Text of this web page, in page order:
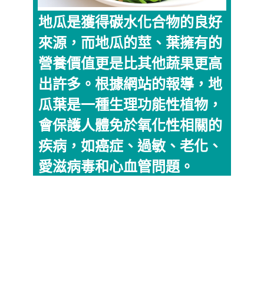
地瓜是獲得碳水化合物的良好
來源，而地瓜的莖、葉擁有的
營養價值更是比其他蔬果更高
出許多。根據網站的報導，地
瓜葉是一種生理功能性植物，
會保護人體免於氧化性相關的
疾病，如癌症、過敏、老化、
愛滋病毒和心血管問題。